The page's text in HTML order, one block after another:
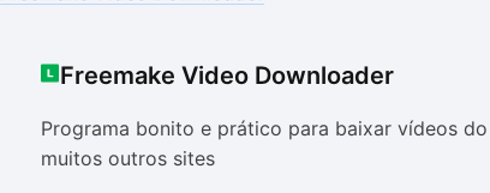
Freemake Video Downloader
Programa bonito e prático para baixar vídeos do
muitos outros sites